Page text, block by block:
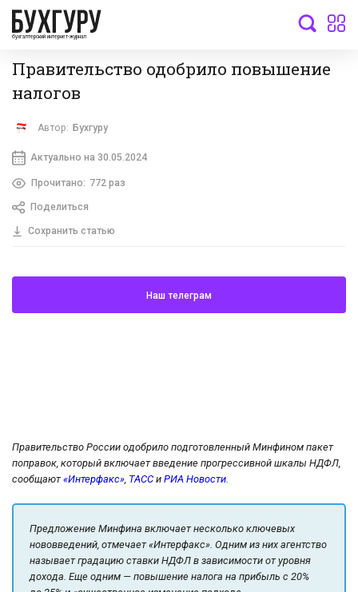
бухгалтерский интернет-журнал
Правительство одобрило повышение
налогов
Автор: Бухгуру
Актуально на 30.05.2024
Прочитано: 772 раз
Поделиться
Сохранить статью
Наш телеграм
Правительство России одобрило подготовленный Минфином пакет
поправок, который включает введение прогрессивной шкалы НДФЛ,
сообщают«Интерфакс», ТАСС и РИА Новости.
Предложение Минфина включает несколько ключевых
нововведений, отмечает «Интерфакс». Одним из них агентство
называет градацию ставки НДФЛ в зависимости от уровня
дохода. Еще одним — повышение налога на прибыль с 20%